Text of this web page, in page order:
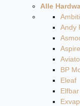
Alle
Andy
Aspire
BP
Eleaf
Elfbar